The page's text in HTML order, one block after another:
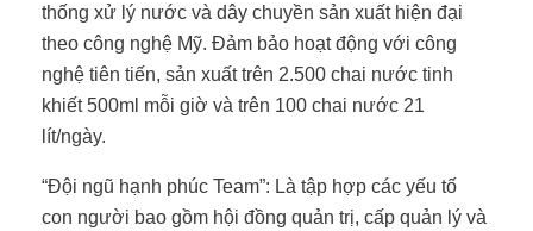
thống xử lý nước và dây chuyền sản xuất hiện đại
theo công nghệ Mỹ. Đảm bảo hoạt động với công
nghệ tiên tiến, sản xuất trên 2.500 chai nước tinh
khiết 500ml mỗi giờ và trên 100 chai nước 21
lít/ngày.
“Đội ngũ hạnh phúc Team”: Là tập hợp các yếu tố
con người bao gồm hội đồng quản trị, cấp quản lý và